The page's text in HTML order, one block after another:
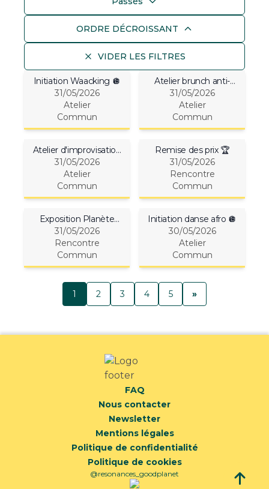
ORDRE DÉCROISSANT
VIDER LES FILTRES
Initiation Waacking 🪩
31/05/2026
Atelier
Commun
Atelier brunch anti-
gaspi 🥖
31/05/2026
Atelier
Commun
Atelier d'improvisation
🎭
31/05/2026
Atelier
Commun
Remise des prix 🏆
31/05/2026
Rencontre
Commun
Exposition Planète
Océan 🌊 31 MAI
31/05/2026
Rencontre
Commun
Initiation danse afro 🪩
30/05/2026
Atelier
Commun
1 2 3 4 5 »
FAQ
Nous contacter
Newsletter
Mentions légales
Politique de confidentialité
Politique de cookies
@resonances_goodplanet